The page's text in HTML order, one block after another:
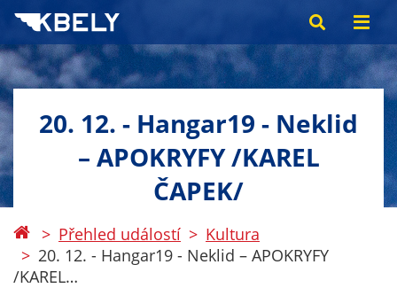
20. 12. - Hangar19 - Neklid
– APOKRYFY /KAREL
ČAPEK/
Přehled událostí
Kultura
20. 12. - Hangar19 - Neklid – APOKRYFY
/KAREL…